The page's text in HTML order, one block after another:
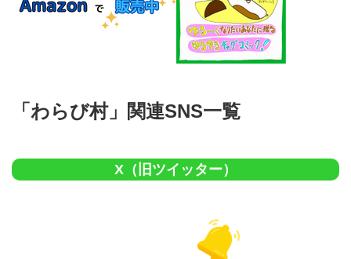
「わらび村」関連SNS一覧
X（旧ツイッター）